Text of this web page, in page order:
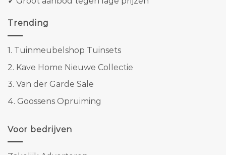
Trending
1. Tuinmeubelshop Tuinsets
2. Kave Home Nieuwe Collectie
3. Van der Garde Sale
4. Goossens Opruiming
Voor bedrijven